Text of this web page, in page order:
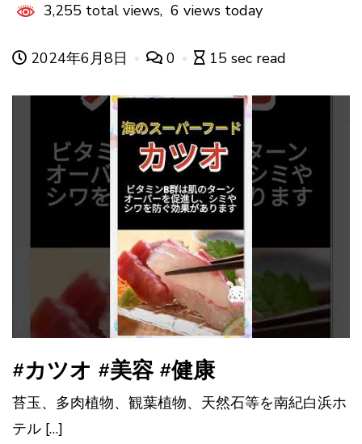
3,255 total views, 6 views today
2024年6月8日 0 15 sec read
#カツオ #美容 #健康
苔玉、多肉植物、観葉植物、天然石等を南紀白浜ホ
テル […]